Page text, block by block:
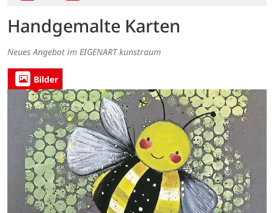
Handgemalte Karten
Neues Angebot im EIGENART kunstraum
Bilder